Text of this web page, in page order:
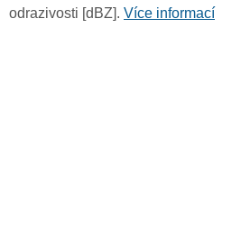
odrazivosti [dBZ]. Více informací